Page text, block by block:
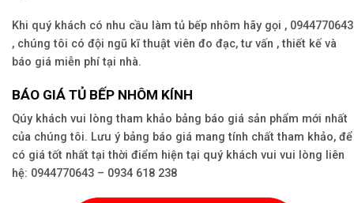
Khi quý khách có nhu cầu làm tủ bếp nhôm hãy gọi , 0944770643
, chúng tôi có đội ngũ kĩ thuật viên đo đạc, tư vấn , thiết kế và
báo giá miễn phí tại nhà.
BÁO GIÁ TỦ BẾP NHÔM KÍNH
Qúy khách vui lòng tham khảo bảng báo giá sản phẩm mới nhất
của chúng tôi. Lưu ý bảng báo giá mang tính chất tham khảo, để
có giá tốt nhất tại thời điểm hiện tại quý khách vui vui lòng liên
hệ: 0944770643 – 0934 618 238